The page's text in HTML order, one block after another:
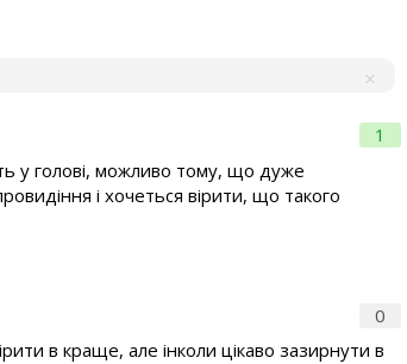
1
у голові, можливо тому, що дуже
і хочеться вірити, що такого
0
в краще, але інколи цікаво зазирнути в